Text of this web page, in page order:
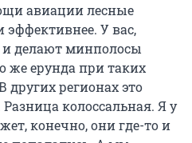
авиации лесные
У вас,
делают минполосы
же ерунда при таких
регионах это
колоссальная. Я у
конечно, они где-то и